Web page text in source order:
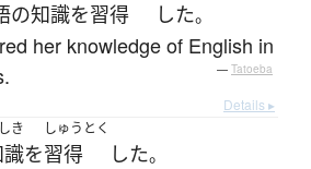
の知識を習得 した。
her knowledge of English in
— Tatoeba
Details ▸
き
を
しゅうとく
習得 した。